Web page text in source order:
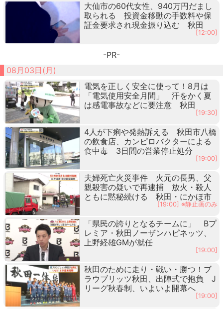
大仙市の60代女性、940万円だまし
取られる 投資金移動の手数料や保
証金要求され現金振り込む 秋田
[12:00]
-PR-
08月03日(月)
電気を正しく安全に使って！8月は
「電気使用安全月間」 汗をかく夏
は感電事故などに要注意 秋田
[19:30]
4人が下痢や発熱訴える 秋田市八橋
の飲食店、カンピロバクターによる
食中毒 3日間の営業停止処分
[19:00]
夫婦死亡火災事件 火元の長男、父
親殺害の疑いで再逮捕 放火・殺人
ともに黙秘続ける 秋田・にかほ市
[19:00] ※静止画のみ
「県民の誇りとなるチームに」 Bプ
レミア・秋田ノーザンハピネッツ、
上野経雄GMが就任
[19:00]
秋田のために走り・戦い・勝つ！ブ
ラウブリッツ秋田、出陣式で抱負 J
リーグ秋春制、いよいよ開幕へ
[19:00]